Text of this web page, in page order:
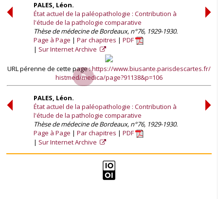
PALES, Léon.
État actuel de la paléopathologie : Contribution à
l'étude de la pathologie comparative
Thèse de médecine de Bordeaux, n°76, 1929-1930.
Page à Page
Par chapitres
PDF
Sur Internet Archive
URL pérenne de cette page :https://www.biusante.parisdescartes.fr/
histmed/medica/page?91138&p=106
PALES, Léon.
État actuel de la paléopathologie : Contribution à
l'étude de la pathologie comparative
Thèse de médecine de Bordeaux, n°76, 1929-1930.
Page à Page
Par chapitres
PDF
Sur Internet Archive